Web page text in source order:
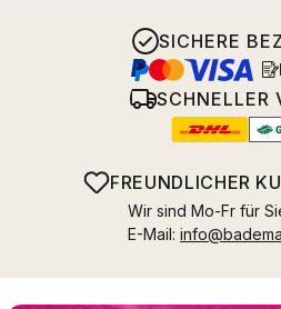
SICHERE
SCHNELLER
FREUNDLICHER
Wir sind Mo-Fr für
E-Mail: